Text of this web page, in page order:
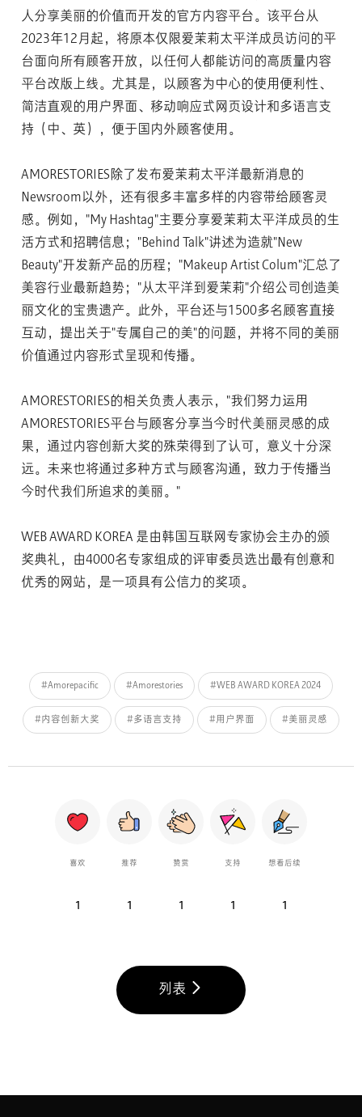
人分享美丽的价值而开发的官方内容平台。该平台从
2023年12月起，将原本仅限爱茉莉太平洋成员访问的平
台面向所有顾客开放，以任何人都能访问的高质量内容
平台改版上线。尤其是，以顾客为中心的使用便利性、
简洁直观的用户界面、移动响应式网页设计和多语言支
持（中、英），便于国内外顾客使用。
AMORESTORIES除了发布爱茉莉太平洋最新消息的
Newsroom以外，还有很多丰富多样的内容带给顾客灵
感。例如，"My Hashtag"主要分享爱茉莉太平洋成员的生
活方式和招聘信息；"Behind Talk"讲述为造就"New
Beauty"开发新产品的历程；"Makeup Artist Colum"汇总了
美容行业最新趋势；"从太平洋到爱茉莉"介绍公司创造美
丽文化的宝贵遗产。此外，平台还与1500多名顾客直接
互动，提出关于"专属自己的美"的问题，并将不同的美丽
价值通过内容形式呈现和传播。
AMORESTORIES的相关负责人表示，"我们努力运用
AMORESTORIES平台与顾客分享当今时代美丽灵感的成
果，通过内容创新大奖的殊荣得到了认可，意义十分深
远。未来也将通过多种方式与顾客沟通，致力于传播当
今时代我们所追求的美丽。"
WEB AWARD KOREA 是由韩国互联网专家协会主办的颁
奖典礼，由4000名专家组成的评审委员选出最有创意和
优秀的网站，是一项具有公信力的奖项。
#Amorepacific #Amorestories #WEB AWARD KOREA 2024
#内容创新大奖 #多语言支持 #用户界面 #美丽灵感
喜欢
1
推荐
1
赞赏
1
支持
1
想看后续
1
列表